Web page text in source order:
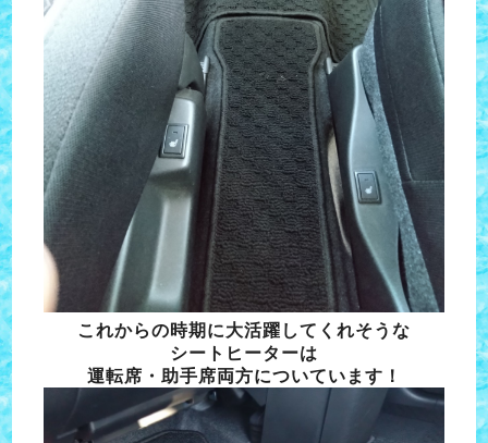
これからの時期に大活躍してくれそうな
シートヒーターは
運転席・助手席両方についています！